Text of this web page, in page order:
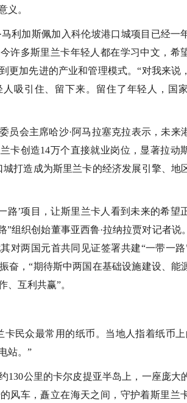
义。
马利加斯佩加入科伦坡港口城项目已经一
许多斯里兰卡年轻人都在学习中文，希
更加先进的产业和管理模式。“对我来说
吸引住、留下来。留住了年轻人，国
员会主席哈沙·阿马拉塞克拉表示，未来
卡创造14万个直接就业岗位，显著拉动
打造成为斯里兰卡的经济发展引擎、地
路’项目，让斯里兰卡人看到未来的希望
”组织创始董事亚西鲁·拉纳拉贾对记者说
对两国元首共同见证签署共建“一带一
奋，“期待斯中两国在基础设施建设、能
、互利共赢”。
卡民众最常用的纸币。当地人指着纸币
站。”
130公里的卡尔皮提亚半岛上，一座庞大
风车，矗立在海天之间，守护着斯里兰